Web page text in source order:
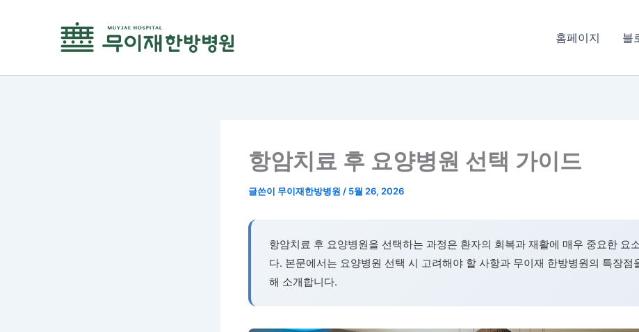
홈페이지 블
항암치료 후 요양병원 선택 가이드
글쓴이 무이재한방병원 / 5월 26, 2026
항암치료 후 요양병원을 선택하는 과정은 환자의 회복과 재활에 매우 중요한 요
다. 본문에서는 요양병원 선택 시 고려해야 할 사항과 무이재 한방병원의 특장점
해 소개합니다.